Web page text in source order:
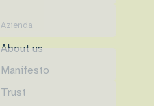
Azienda
About us
Manifesto
Trust